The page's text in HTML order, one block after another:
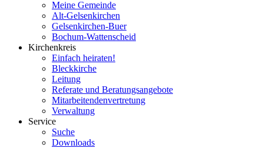
Meine Gemeinde
Alt-Gelsenkirchen
Gelsenkirchen-Buer
Bochum-Wattenscheid
Kirchenkreis
Einfach heiraten!
Bleckkirche
Leitung
Referate und Beratungsangebote
Mitarbeitendenvertretung
Verwaltung
Service
Suche
Downloads